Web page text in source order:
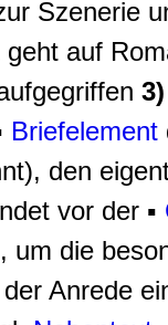
Szenerie
geht auf
3)
Briefelement
den
vor der ▪
um die
Anrede